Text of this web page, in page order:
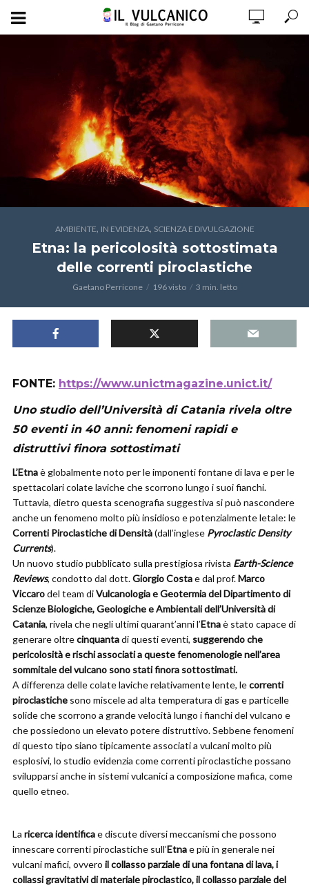
AMBIENTE, IN EVIDENZA, SCIENZA E DIVULGAZIONE
Etna: la pericolosità sottostimata
delle correnti piroclastiche
Gaetano Perricone 196 visto 3 min. letto
FONTE: https://www.unictmagazine.unict.it/
Uno studio dell’Università di Catania rivela oltre
50 eventi in 40 anni: fenomeni rapidi e
distruttivi finora sottostimati
L’Etnaè globalmente noto per le imponenti fontane di lava e per le
spettacolari colate laviche che scorrono lungo i suoi fianchi.
Tuttavia, dietro questa scenografia suggestiva si può nascondere
anche un fenomeno molto più insidioso e potenzialmente letale: le
Correnti Piroclastiche di Densità(dall’inglese Pyroclastic Density
Currents).
Un nuovo studio pubblicato sulla prestigiosa rivista Earth-Science
Reviews, condotto dal dott.Giorgio Costae dal prof.Marco
Viccarodel team diVulcanologia e Geotermia del Dipartimento di
Scienze Biologiche, Geologiche e Ambientali dell’Università di
Catania, rivela che negli ultimi quarant’anni l’Etnaè stato capace di
generare oltrecinquantadi questi eventi, suggerendo che
pericolosità e rischi associati a queste fenomenologie nell’area
sommitale del vulcano sono stati finora sottostimati.
A differenza delle colate laviche relativamente lente, lecorrenti
piroclastiche sono miscele ad alta temperatura di gas e particelle
solide che scorrono a grande velocità lungo i fianchi del vulcano e
che possiedono un elevato potere distruttivo. Sebbene fenomeni
di questo tipo siano tipicamente associati a vulcani molto più
esplosivi, lo studio evidenzia come correnti piroclastiche possano
svilupparsi anche in sistemi vulcanici a composizione mafica, come
quello etneo.
La ricerca identificae discute diversi meccanismi che possono
innescare correnti piroclastiche sull’Etnae più in generale nei
vulcani mafici, ovvero il collasso parziale di una fontana di lava, i
collassi gravitativi di materiale piroclastico, il collasso parziale del